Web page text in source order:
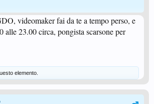
videomaker fai da te a tempo perso, e
alle 23.00 circa, pongista scarsone per
elemento.